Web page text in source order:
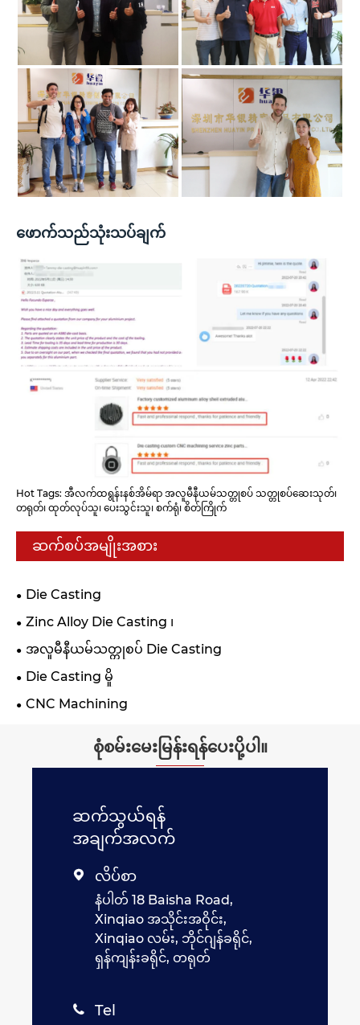
ဖောက်သည်သုံးသပ်ချက်
Hot Tags: အီလက်ထရွန်းနစ်အိမ်ရာ အလူမီနီယမ်သတ္တုစပ် သတ္တုစပ်ဆေးသုတ်၊
တရုတ်၊ ထုတ်လုပ်သူ၊ ပေးသွင်းသူ၊ စက်ရုံ၊ စိတ်ကြိုက်
ဆက်စပ်အမျိုးအစား
Die Casting
Zinc Alloy Die Casting ၊
အလူမီနီယမ်သတ္တုစပ် Die Casting
Die Casting မှို
CNC Machining
စုံစမ်းမေးမြန်းရန်ပေးပို့ပါ။
ဆက်သွယ်ရန်
အချက်အလက်
 လိပ်စာ
နံပါတ် 18 Baisha Road,
Xinqiao အသိုင်းအဝိုင်း,
Xinqiao လမ်း, ဘိုင်ဂျန်ခရိုင်,
ရှန်ကျန်းခရိုင်, တရုတ်
 Tel